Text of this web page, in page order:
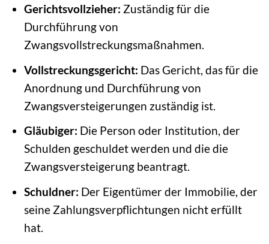
Gerichtsvollzieher: Zuständig für die
Durchführung von
Zwangsvollstreckungsmaßnahmen.
Vollstreckungsgericht: Das Gericht, das für die
Anordnung und Durchführung von
Zwangsversteigerungen zuständig ist.
Gläubiger: Die Person oder Institution, der
Schulden geschuldet werden und die die
Zwangsversteigerung beantragt.
Schuldner: Der Eigentümer der Immobilie, der
seine Zahlungsverpflichtungen nicht erfüllt
hat.